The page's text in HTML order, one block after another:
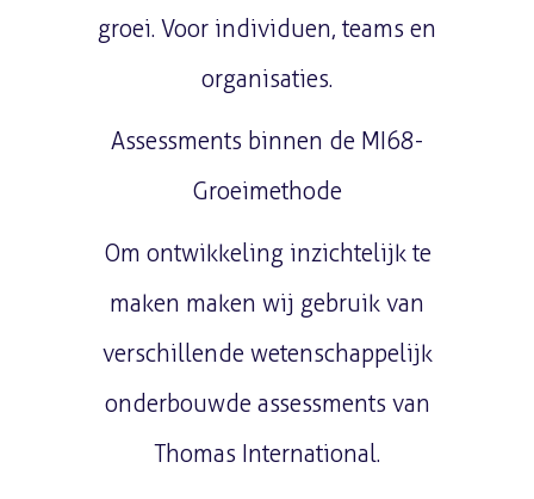
groei. Voor individuen, teams en
organisaties.
Assessments binnen de MI68-
Groeimethode
Om ontwikkeling inzichtelijk te
maken maken wij gebruik van
verschillende wetenschappelijk
onderbouwde assessments van
Thomas International.